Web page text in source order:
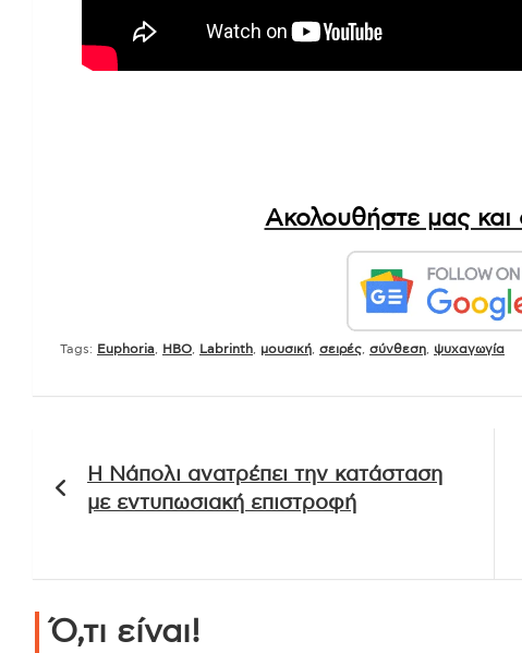
Ακολουθήστε μας
Tags: Euphoria HBO Labrinth μουσική σειρές σύνθεση ψυχαγωγία
άρθρων
Η Νάπολι ανατρέπει την κατάσταση
με εντυπωσιακή επιστροφή
Ό,τι είναι!